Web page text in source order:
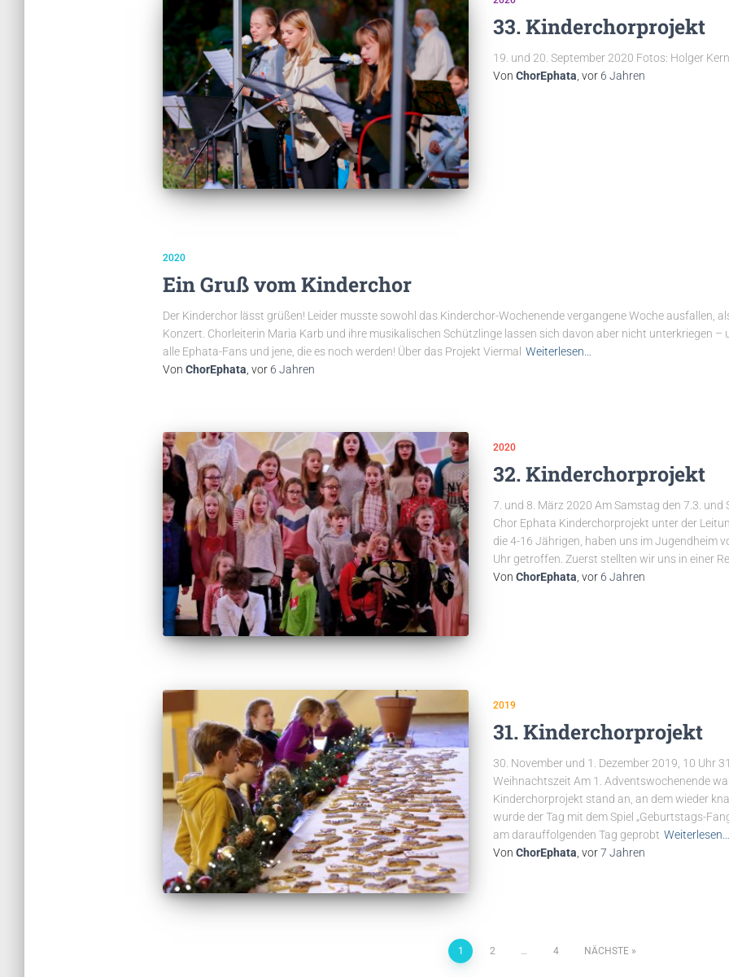
33. Kinderchorprojekt
19. und 20. September 2020 Fotos: Holger Kern
Von ChorEphata , vor 6 Jahren
2020
Ein Gruß vom Kinderchor
Der Kinderchor lässt grüßen! Leider musste sowohl das Kinderchor-Wochenende vergangene Woche ausfallen,
Konzert. Chorleiterin Maria Karb und ihre musikalischen Schützlinge lassen sich davon aber nicht unterkriegen –
alle Ephata-Fans und jene, die es noch werden! Über das Projekt Viermal Weiterlesen…
Von ChorEphata , vor 6 Jahren
2020
32. Kinderchorprojekt
7. und 8. März 2020 Am Samstag den 7.3.
Chor Ephata Kinderchorprojekt unter der
die 4-16 Jährigen, haben uns im Jugendheim
Uhr getroffen. Zuerst stellten wir uns in einer
Von ChorEphata , vor 6 Jahren
2019
31. Kinderchorprojekt
30. November und 1. Dezember 2019, 10 Uhr
Weihnachtszeit Am 1. Adventswochenende
Kinderchorprojekt stand an, an dem wieder
wurde der Tag mit dem Spiel „Geburtstags-
am darauffolgenden Tag geprobt Weiterlesen…
Von ChorEphata , vor7 Jahren
1 2 … 4 NÄCHSTE